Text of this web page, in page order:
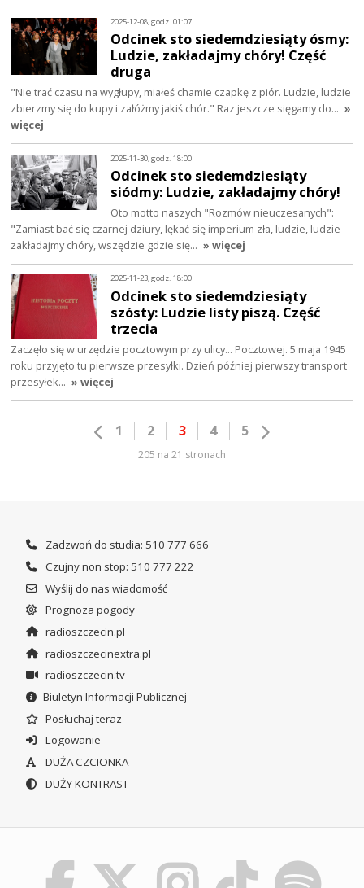
2025-12-08, godz. 01:07
Odcinek sto siedemdziesiąty ósmy:
Ludzie, zakładajmy chóry! Część
druga
"Nie trać czasu na wygłupy, miałeś chamie czapkę z piór. Ludzie, ludzie
zbierzmy się do kupy i załóżmy jakiś chór." Raz jeszcze sięgamy do… »
więcej
2025-11-30, godz. 18:00
Odcinek sto siedemdziesiąty
siódmy: Ludzie, zakładajmy chóry!
Oto motto naszych "Rozmów nieuczesanych":
"Zamiast bać się czarnej dziury, lękać się imperium zła, ludzie, ludzie
zakładajmy chóry, wszędzie gdzie się… » więcej
2025-11-23, godz. 18:00
Odcinek sto siedemdziesiąty
szósty: Ludzie listy piszą. Część
trzecia
Zaczęło się w urzędzie pocztowym przy ulicy... Pocztowej. 5 maja 1945
roku przyjęto tu pierwsze przesyłki. Dzień później pierwszy transport
przesyłek… » więcej
1 2 3 4 5
205 na 21 stronach
Zadzwoń do studia: 510 777 666
Czujny non stop: 510 777 222
Wyślij do nas wiadomość
Prognoza pogody
radioszczecin.pl
radioszczecinextra.pl
radioszczecin.tv
Biuletyn Informacji Publicznej
Posłuchaj teraz
Logowanie
DUŻA CZCIONKA
DUŻY KONTRAST